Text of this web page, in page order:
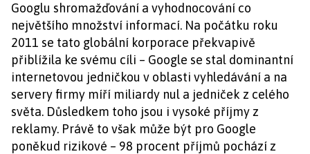
Googlu shromažďování a vyhodnocování co
největšího množství informací. Na počátku roku
2011 se tato globální korporace překvapivě
přiblížila ke svému cíli – Google se stal dominantní
internetovou jedničkou v oblasti vyhledávání a na
servery firmy míří miliardy nul a jedniček z celého
světa. Důsledkem toho jsou i vysoké příjmy z
reklamy. Právě to však může být pro Google
poněkud rizikové – 98 procent příjmů pochází z